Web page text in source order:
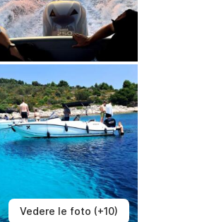
Vedere le foto (+10)